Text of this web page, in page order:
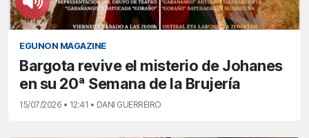
EGUNON MAGAZINE
Bargota revive el misterio de Johanes
en su 20ª Semana de la Brujería
15/07/2026 • 12:41 • DANI GUERREIRO